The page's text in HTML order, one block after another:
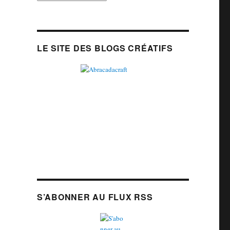
LE SITE DES BLOGS CRÉATIFS
S’ABONNER AU FLUX RSS